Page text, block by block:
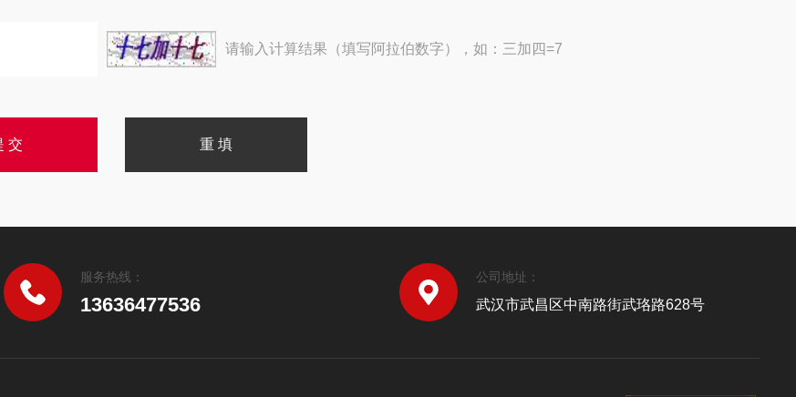
请输入计算结果（填写阿拉伯数字），如：三加四=7
服务热线：
13636477536
公司地址：
武汉市武昌区中南路街武珞路628号